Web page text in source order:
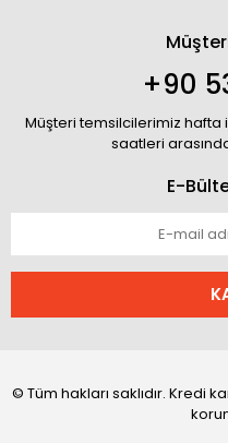
+90
Müşteri temsilcilerimiz hafta
saatleri
E-
© Tüm hakları saklıdır. Kredi